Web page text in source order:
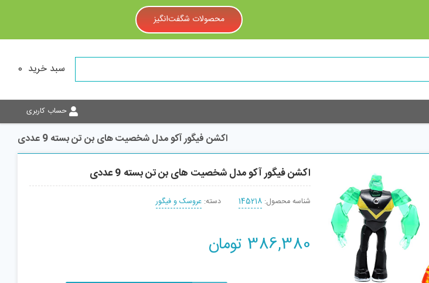
محصولات شگفت‌انگیز
سبد خرید 0
حساب کاربری
اکشن فیگور آکو مدل شخصیت های بن تن بسته 9 عددی
اکشن فیگور آکو مدل شخصیت های بن تن بسته 9 عددی
شناسه محصول: 145218 دسته: عروسک و فیگور
386,380 تومان